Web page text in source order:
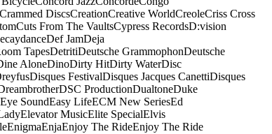
Crammed DiscsCreationCreative WorldCreoleCriss Cross
Cuts From The VaultsCypress RecordsD:vision
Def JamDeja
TapesDetritiDeutsche GrammophonDeutsche
AloneDinoDirty HitDirty WaterDisc
Disques FestivalDisques Jacques CanettiDisques
DSC ProductionDualtoneDuke
SoundEasy LifeECM New SeriesEd
Elevator MusicElite SpecialElvis
EnigmaEnjaEnjoy The RideEnjoy The Ride